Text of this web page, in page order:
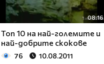
08:16
Топ 10 на най-големите и
най-добрите скокове
76 10.08.2011